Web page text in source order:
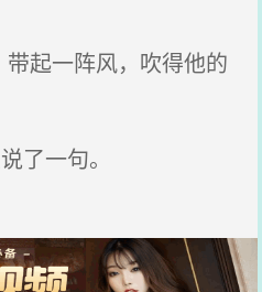
起一阵风，吹得他的
了一句。